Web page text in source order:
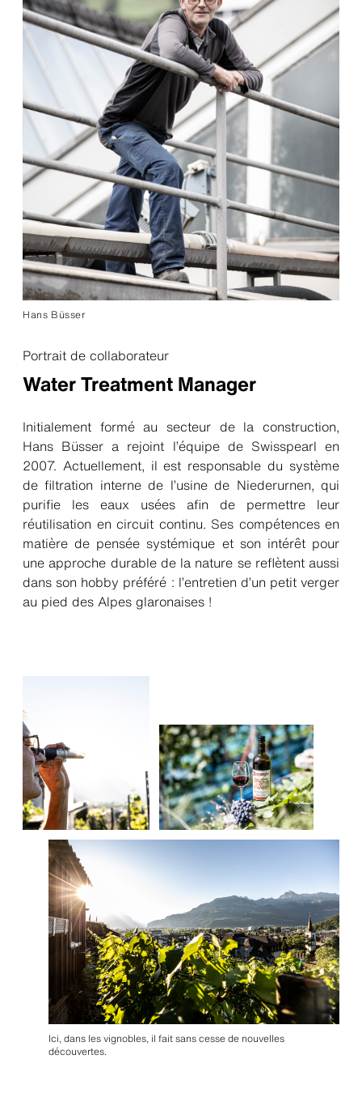
Hans Büsser
Portrait de collaborateur
Water Treatment Manager
Initialement formé au secteur de la construction,
Hans Büsser a rejoint l’équipe de Swisspearl en
2007. Actuellement, il est responsable du système
de filtration interne de l’usine de Niederurnen, qui
purifie les eaux usées afin de permettre leur
réutilisation en circuit continu. Ses compétences en
matière de pensée systémique et son intérêt pour
une approche durable de la nature se reflètent aussi
dans son hobby préféré : l’entretien d’un petit verger
au pied des Alpes glaronaises !
Ici, dans les vignobles, il fait sans cesse de nouvelles
découvertes.